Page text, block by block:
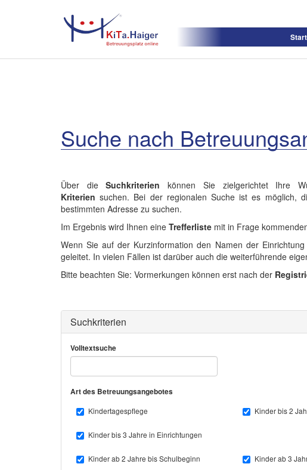
Start
Suche nach
Über dieSuchkriterien können Sie zielgerichtet Ihre
Kriterien suchen. Bei der regionalen Suche ist es möglich,
bestimmten Adresse zu suchen.
Im Ergebnis wird Ihnen eine Trefferliste mit in Frage
Wenn Sie auf der Kurzinformation den Namen der
geleitet. In vielen Fällen ist darüber auch die weiterführende
Bitte beachten Sie: Vormerkungen können erst nach der
Suchkriterien
Volltextsuche
Art des Betreuungsangebotes
Kindertagespflege
Kinder bis 2
Kinder bis 3 Jahre in Einrichtungen
Kinder ab 2 Jahre bis Schulbeginn Kinder ab 3